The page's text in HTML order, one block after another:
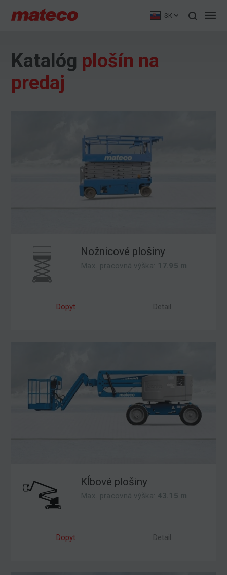
SK
Katalóg plošín na
predaj
Nožnicové plošiny
Max. pracovná výška: 17.95 m
Dopyt Detail
Kĺbové plošiny
Max. pracovná výška: 43.15 m
Dopyt Detail